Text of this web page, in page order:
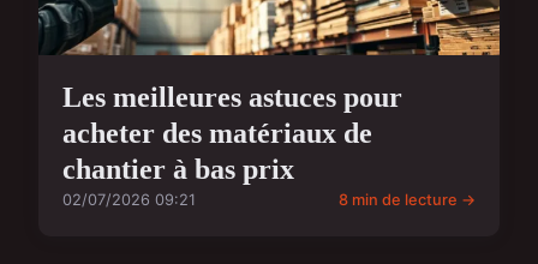
Les meilleures astuces pour
acheter des matériaux de
chantier à bas prix
02/07/2026 09:21 8 min de lecture →